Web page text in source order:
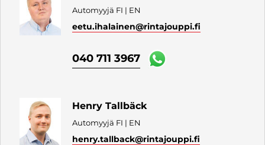
Automyyjä FI | EN
eetu.ihalainen@rintajouppi.fi
040 711 3967
Henry Tallbäck
Automyyjä FI | EN
henry.tallback@rintajouppi.fi